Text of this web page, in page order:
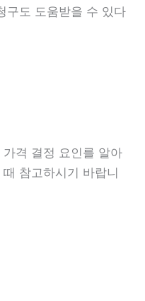
구도 도움받을 수 있다
격 결정 요인를 알아
참고하시기 바랍니